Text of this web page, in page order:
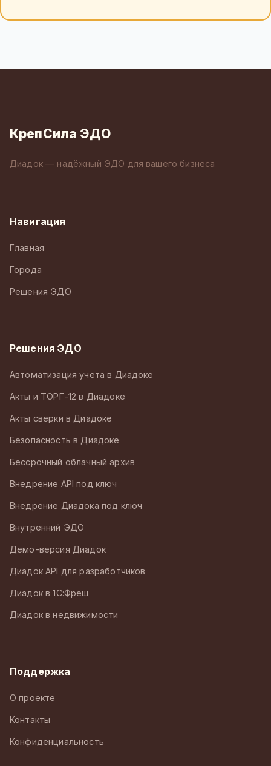
КрепСила ЭДО
Диадок — надёжный ЭДО для вашего бизнеса
Навигация
Главная
Города
Решения ЭДО
Решения ЭДО
Автоматизация учета в Диадоке
Акты и ТОРГ-12 в Диадоке
Акты сверки в Диадоке
Безопасность в Диадоке
Бессрочный облачный архив
Внедрение API под ключ
Внедрение Диадока под ключ
Внутренний ЭДО
Демо-версия Диадок
Диадок API для разработчиков
Диадок в 1С:Фреш
Диадок в недвижимости
Поддержка
О проекте
Контакты
Конфиденциальность